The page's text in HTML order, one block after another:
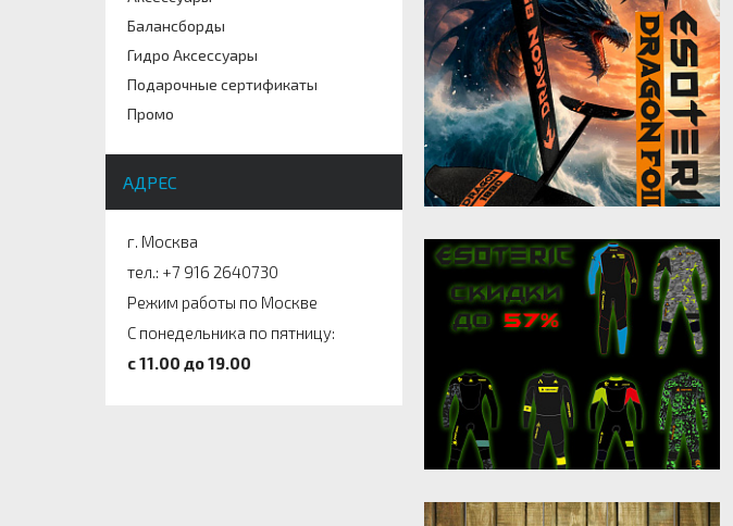
Балансборды
Гидро Аксессуары
Подарочные сертификаты
Промо
АДРЕС
г. Москва
тел.: +7 916 2640730
Режим работы по Москве
С понедельника по пятницу:
c 11.00 до 19.00